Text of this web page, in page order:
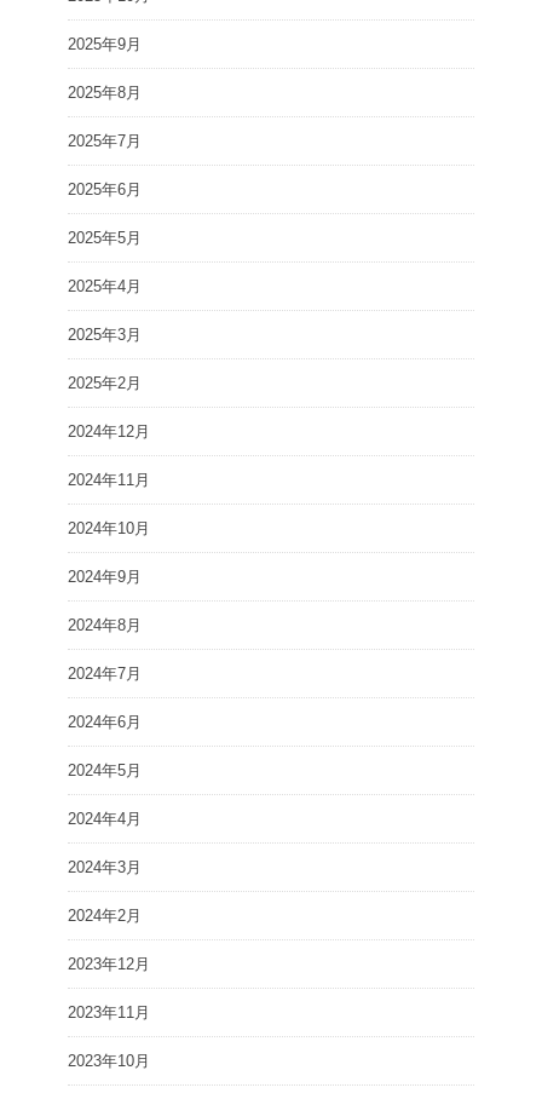
2025年9月
2025年8月
2025年7月
2025年6月
2025年5月
2025年4月
2025年3月
2025年2月
2024年12月
2024年11月
2024年10月
2024年9月
2024年8月
2024年7月
2024年6月
2024年5月
2024年4月
2024年3月
2024年2月
2023年12月
2023年11月
2023年10月